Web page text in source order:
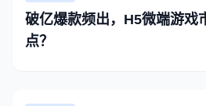
破亿爆款频出，H5微端游戏
点？